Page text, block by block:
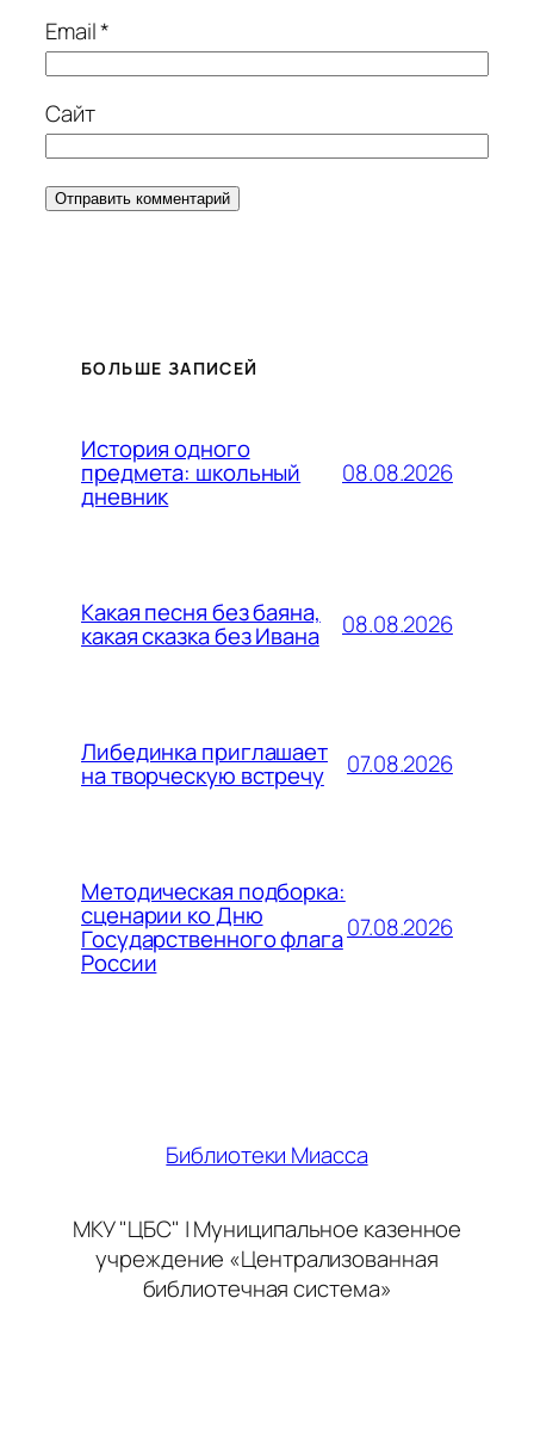
Email*
Сайт
БОЛЬШЕ ЗАПИСЕЙ
История одного
предмета: школьный
дневник
08.08.2026
Какая песня без баяна,
какая сказка без Ивана 08.08.2026
Либединка приглашает
на творческую встречу 07.08.2026
Методическая подборка:
сценарии ко Дню
Государственного флага
России
07.08.2026
Библиотеки Миасса
МКУ "ЦБС" | Муниципальное казенное
учреждение «Централизованная
библиотечная система»